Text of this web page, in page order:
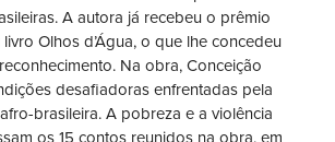
A autora já recebeu o prêmio
Olhos d’Água, o que lhe concedeu
Na obra, Conceição
desafiadoras enfrentadas pela
brasileira. A pobreza e a violência
os 15 contos reunidos na obra, em